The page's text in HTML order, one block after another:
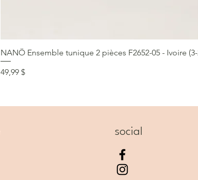
NANÖ Ensemble tunique 2 pièces F2652-05 - Ivoire
Prix
49,99 $
social